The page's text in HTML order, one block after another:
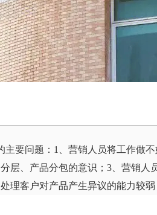
主要问题：1、营销人员将工作做
层、产品分包的意识；3、营销人
理客户对产品产生异议的能力较